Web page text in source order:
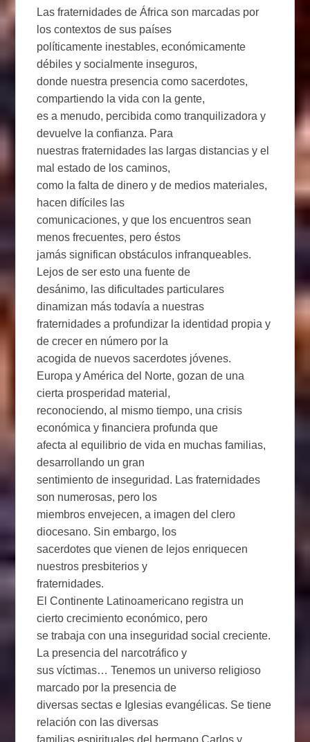
Las fraternidades de África son marcadas por
los contextos de sus países
políticamente inestables, económicamente
débiles y socialmente inseguros,
donde nuestra presencia como sacerdotes,
compartiendo la vida con la gente,
es a menudo, percibida como tranquilizadora y
devuelve la confianza. Para
nuestras fraternidades las largas distancias y el
mal estado de los caminos,
como la falta de dinero y de medios materiales,
hacen difíciles las
comunicaciones, y que los encuentros sean
menos frecuentes, pero éstos
jamás significan obstáculos infranqueables.
Lejos de ser esto una fuente de
desánimo, las dificultades particulares
dinamizan más todavía a nuestras
fraternidades a profundizar la identidad propia y
de crecer en número por la
acogida de nuevos sacerdotes jóvenes.
Europa y América del Norte, gozan de una
cierta prosperidad material,
reconociendo, al mismo tiempo, una crisis
económica y financiera profunda que
afecta al equilibrio de vida en muchas familias,
desarrollando un gran
sentimiento de inseguridad. Las fraternidades
son numerosas, pero los
miembros envejecen, a imagen del clero
diocesano. Sin embargo, los
sacerdotes que vienen de lejos enriquecen
nuestros presbiterios y
fraternidades.
El Continente Latinoamericano registra un
cierto crecimiento económico, pero
se trabaja con una inseguridad social creciente.
La presencia del narcotráfico y
sus víctimas… Tenemos un universo religioso
marcado por la presencia de
diversas sectas e Iglesias evangélicas. Se tiene
relación con las diversas